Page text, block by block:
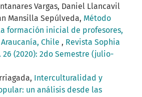
Vargas, Daniel Llancavil
Mansilla Sepúlveda, Método
formación inicial de profesores,
Chile , Revista Sophia
26 (2020): 2do Semestre (julio-
Interculturalidad y
un análisis desde las